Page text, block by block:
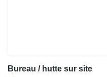
Bureau / hutte sur site